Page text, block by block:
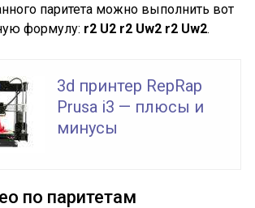
паритета можно выполнить вот
формулу: r2 U2 r2 Uw2 r2 Uw2.
3d принтер RepRap
Prusa i3 — плюсы и
минусы
по паритетам